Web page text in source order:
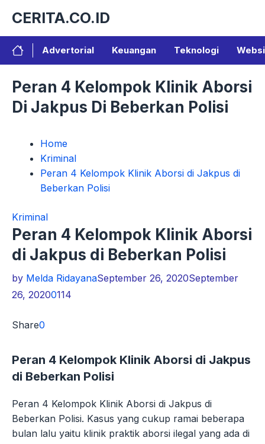
isi
CERITA.CO.ID
Advertorial Keuangan Teknologi
Peran 4 Kelompok Klinik Aborsi
Di Jakpus Di Beberkan Polisi
Home
Kriminal
Peran 4 Kelompok Klinik Aborsi di Jakpus di
Beberkan Polisi
Kriminal
Peran 4 Kelompok Klinik Aborsi
di Jakpus di Beberkan Polisi
by Melda RidayanaSeptember 26, 2020September
26, 20200114
Share0
Peran 4 Kelompok Klinik Aborsi di Jakpus
di Beberkan Polisi
Peran 4 Kelompok Klinik Aborsi di Jakpus di
Beberkan Polisi. Kasus yang cukup ramai beberapa
bulan lalu yaitu klinik praktik aborsi ilegal yang ada di